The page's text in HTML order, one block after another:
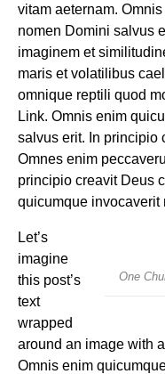
vitam aeternam.
nomen Domini salvus
imaginem et
maris et volatilibus
omnique reptili quod
Link. Omnis enim
salvus erit. In principio
Omnes enim
principio creavit Deus
quicumque invocaverit
One
Let’s
imagine
this post’s
text
wrapped
around an image with
Omnis enim